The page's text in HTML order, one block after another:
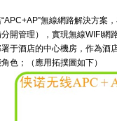
無線網路解決方案
開管理），實現無線WIFI網
于酒店的中心機房，作為酒
色；（應用拓撲圖如下）